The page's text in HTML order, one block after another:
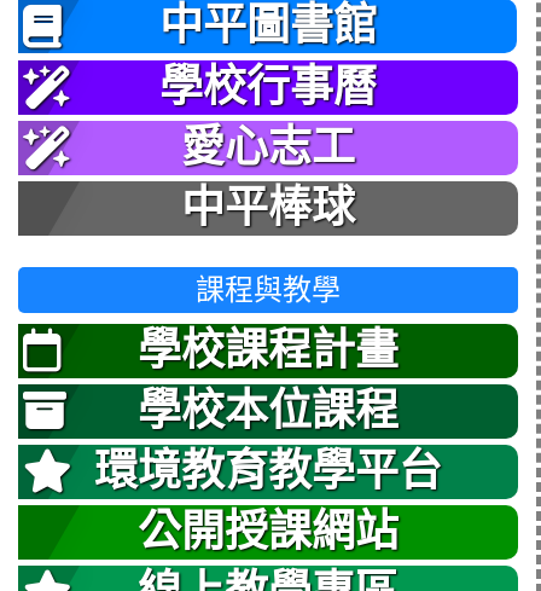
中平圖書館
學校行事曆
愛心志工
中平棒球
課程與教學
學校課程計畫
學校本位課程
環境教育教學平台
公開授課網站